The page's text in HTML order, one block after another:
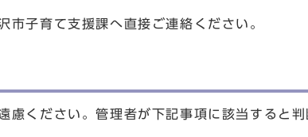
市子育て支援課へ直接ご連絡ください。
慮ください。管理者が下記事項に該当すると